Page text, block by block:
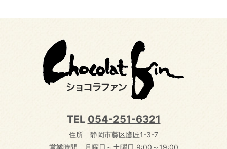
TEL 054-251-6321
住所 静岡市葵区鷹匠1-3-7
営業時間 月曜日～土曜日 9:00～19:00